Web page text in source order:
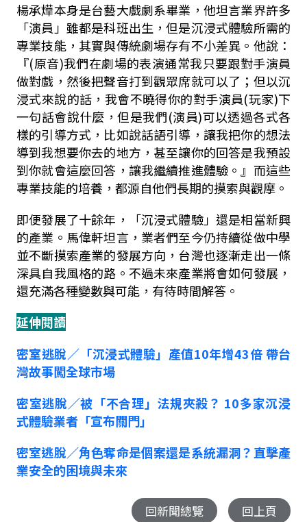
楊承燁本身是台藝大戲劇系畢業，他坦言業界許多
「演員」雖都是科班出生，但是沉浸式體驗所需的
專業技能，其實與傳統劇場存有不小差異。他說：
『(原音)我們在劇場的表演通常我只要跟對手演員
做對戲，然後把聲音打到觀眾席就可以了；但以沉
浸式來說的話，我會不曉得你的對手演員(玩家)下
一句話會說什麼，但是我們(演員)可以透過各式各
樣的引導方式，比如說話語引導，讓我把你的想法
導到我想要你去的地方，甚至讓你的回答是我預設
到你就會這麼回答，讓我繼續推進體驗。』而這些
專業技能的培養，都源自他們長期的摸索與觀摩。
即便發展了十餘年，「沉浸式體驗」還是相當新興
的產業。馬偉軒坦言，業者們至今仍持續從做中學
並不斷摸索產業的發展方向，台灣也逐漸走出一條
深具自我風格的路。不過未來產業將會如何發展，
還充滿各種變數與可能，有待時間解答。
延伸閱讀
密室逃脫／「沉浸式體驗」產值10年增43倍 帶台
灣故事闖全球市場
密室逃脫／被「不合理」法規夾殺？ 10多家沉浸
式體驗業者「宣布關門」
密室逃脫／角色奪命是個案還是系統漏洞？直擊產
業安全的困境與未來
回新聞總覽 回上頁